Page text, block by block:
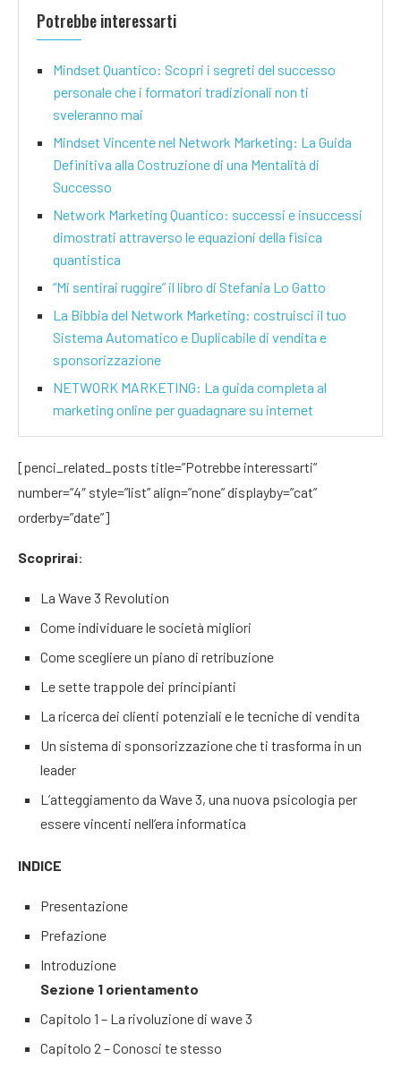
Potrebbe interessarti
Mindset Quantico: Scopri i segreti del successo
personale che i formatori tradizionali non ti
sveleranno mai
Mindset Vincente nel Network Marketing: La Guida
Definitiva alla Costruzione di una Mentalità di
Successo
Network Marketing Quantico: successi e insuccessi
dimostrati attraverso le equazioni della fisica
quantistica
“Mi sentirai ruggire” il libro di Stefania Lo Gatto
La Bibbia del Network Marketing: costruisci il tuo
Sistema Automatico e Duplicabile di vendita e
sponsorizzazione
NETWORK MARKETING: La guida completa al
marketing online per guadagnare su internet
[penci_related_posts title=”Potrebbe interessarti”
number=”4″ style=”list” align=”none” displayby=”cat”
orderby=”date”]
Scoprirai:
La Wave 3 Revolution
Come individuare le società migliori
Come scegliere un piano di retribuzione
Le sette trappole dei principianti
La ricerca dei clienti potenziali e le tecniche di vendita
Un sistema di sponsorizzazione che ti trasforma in un
leader
L’atteggiamento da Wave 3, una nuova psicologia per
essere vincenti nell’era informatica
INDICE
Presentazione
Prefazione
Introduzione
Sezione 1 orientamento
Capitolo 1 – La rivoluzione di wave 3
Capitolo 2 – Conosci te stesso